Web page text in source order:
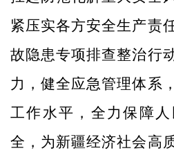
紧压实各方安全生产责
故隐患专项排查整治行
力，健全应急管理体系
工作水平，全力保障
全，为新疆经济社会高